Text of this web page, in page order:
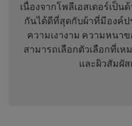
เนื่องจากโพลีเอสเตอร์เป็น
กันได้ดีที่สุดกับผ้าที่มีองค์
ความเงางาม ความหนา
สามารถเลือกตัวเลือกที่เ
และผิวสัมผั